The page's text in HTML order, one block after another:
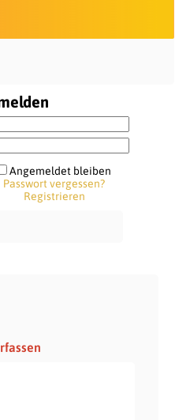
Angemeldet bleiben
Passwort vergessen?
Registrieren